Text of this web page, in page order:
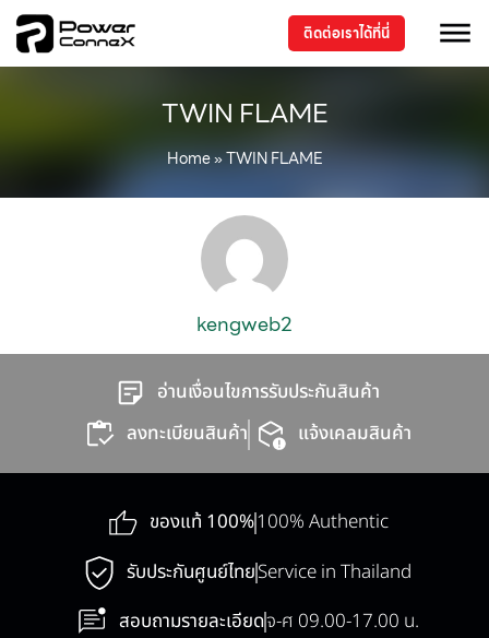
ติดต่อเราได้ที่นี่
TWIN FLAME
Home»TWIN FLAME
kengweb2
อ่านเงื่อนไขการรับประกันสินค้า
ลงทะเบียนสินค้า
แจ้งเคลมสินค้า
ของแท้ 100%100% Authentic
รับประกันศูนย์ไทยService in Thailand
สอบถามรายละเอียดจ-ศ 09.00-17.00 น.